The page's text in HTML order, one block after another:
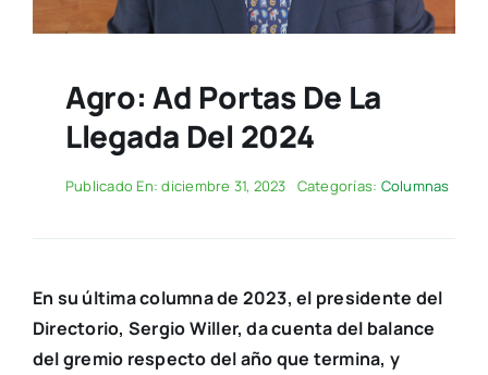
Agro: Ad Portas De La
Llegada Del 2024
Publicado En: diciembre 31, 2023 Categorías: Columnas
En su última columna de 2023, el presidente del
Directorio, Sergio Willer, da cuenta del balance
del gremio respecto del año que termina, y